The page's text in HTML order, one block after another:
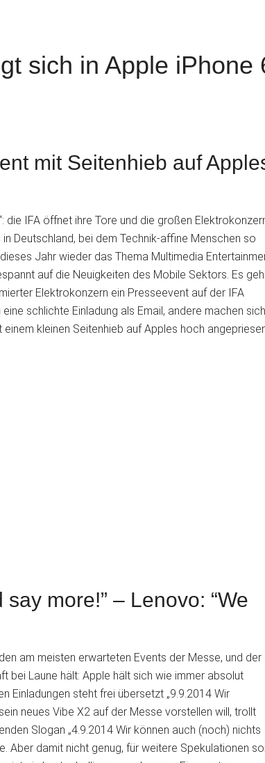
sich in Apple iPhone
mit Seitenhieb auf
die IFA öffnet ihre Tore und die großen
Deutschland, bei dem Technik-affine Menschen so
Jahr wieder das Thema Multimedia
auf die Neuigkeiten des Mobile Sektors. Es
Elektrokonzern ein Presseevent auf der IFA
schlichte Einladung als Email, andere machen sich
kleinen Seitenhieb auf Apples hoch
more!” – Lenovo: “We
am meisten erwarteten Events der Messe, und der
bei Laune hält: Apple hält sich wie immer absolut
Einladungen steht frei übersetzt „9.9.2014 Wir
neues Vibe X2 auf der Messe vorstellen will, trollt
Slogan „4.9.2014 Wir können auch (noch) nichts
Aber damit nicht genug, für weitere Spekulationen